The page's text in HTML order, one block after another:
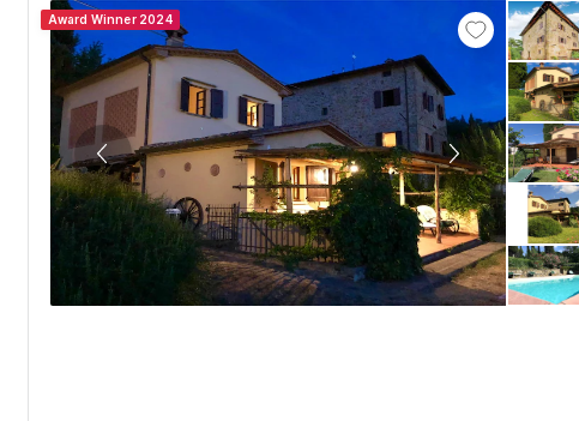
Award Winner 2024